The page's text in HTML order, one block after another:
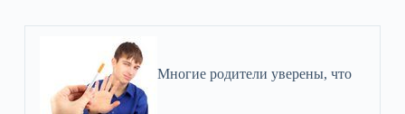
Многие родители уверены, что